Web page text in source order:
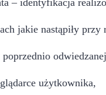
– identyfikacja
jakie nastąpiły
użytkownika,